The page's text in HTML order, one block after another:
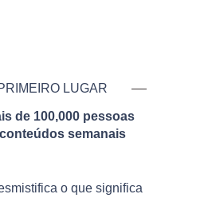
LUGAR
de 100,000 pessoas
semanais
o que significa